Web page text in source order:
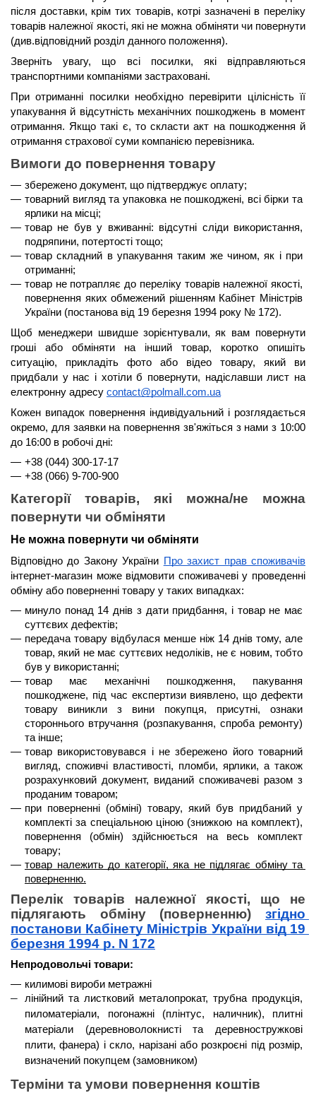
після доставки, крім тих товарів, котрі зазначені в переліку
товарів належної якості, які не можна обміняти чи повернути
(див.відповідний розділ данного положення).
Зверніть увагу, що всі посилки, які відправляються
транспортними компаніями застраховані.
При отриманні посилки необхідно перевірити цілісність її
упакування й відсутність механічних пошкоджень в момент
отримання. Якщо такі є, то скласти акт на пошкодження й
отримання страхової суми компанією перевізника.
Вимоги до повернення товару
збережено документ, що підтверджує оплату;
товарний вигляд та упаковка не пошкоджені, всі бірки та
ярлики на місці;
товар не був у вживанні: відсутні сліди використання,
подряпини, потертості тощо;
товар складний в упакування таким же чином, як і при
отриманні;
товар не потрапляє до переліку товарів належної якості,
повернення яких обмежений рішенням Кабінет Міністрів
України (постанова від 19 березня 1994 року № 172).
Щоб менеджери швидше зорієнтували, як вам повернути
гроші або обміняти на інший товар, коротко опишіть
ситуацію, прикладіть фото або відео товару, який ви
придбали у нас і хотіли б повернути, надіславши лист на
електронну адресу contact@polmall.com.ua
Кожен випадок повернення індивідуальний і розглядається
окремо, для заявки на повернення зв'яжіться з нами з 10:00
до 16:00 в робочі дні:
+38 (044) 300-17-17
+38 (066) 9-700-900
Категорії товарів, які можна/не можна
повернути чи обміняти
Не можна повернути чи обміняти
Відповідно до Закону України Про захист прав споживачів
інтернет-магазин може відмовити споживачеві у проведенні
обміну або поверненні товару у таких випадках:
минуло понад 14 днів з дати придбання, і товар не має
суттєвих дефектів;
передача товару відбулася менше ніж 14 днів тому, але
товар, який не має суттєвих недоліків, не є новим, тобто
був у використанні;
товар має механічні пошкодження, пакування
пошкоджене, під час експертизи виявлено, що дефекти
товару виникли з вини покупця, присутні, ознаки
стороннього втручання (розпакування, спроба ремонту)
та інше;
товар використовувався і не збережено його товарний
вигляд, споживчі властивості, пломби, ярлики, а також
розрахунковий документ, виданий споживачеві разом з
проданим товаром;
при поверненні (обміні) товару, який був придбаний у
комплекті за спеціальною ціною (знижкою на комплект),
повернення (обмін) здійснюється на весь комплект
товару;
товар належить до категорії, яка не підлягає обміну та
поверненню.
Перелік товарів належної якості, що не
підлягають обміну (поверненню) згідно
постанови Кабінету Міністрів України від 19
березня 1994 р. N 172
Непродовольчі товари:
килимові вироби метражні
лінійний та листковий металопрокат, трубна продукція,
пиломатеріали, погонажні (плінтус, наличник), плитні
матеріали (деревноволокнисті та деревностружкові
плити, фанера) і скло, нарізані або розкроєні під розмір,
визначений покупцем (замовником)
Терміни та умови повернення коштів